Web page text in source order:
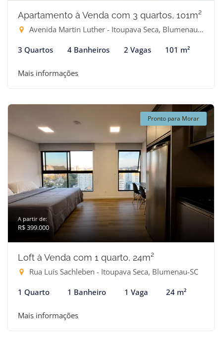
Apartamento à Venda com 3 quartos, 101m²
Avenida Martin Luther - Itoupava Seca, Blumenau-SC
3 Quartos 4 Banheiros 2 Vagas 101 m²
Mais informações
Pronto para Morar
A partir de:
R$ 399.000
Loft à Venda com 1 quarto, 24m²
Rua Luís Sachleben - Itoupava Seca, Blumenau-SC
1 Quarto 1 Banheiro 1 Vaga 24 m²
Mais informações